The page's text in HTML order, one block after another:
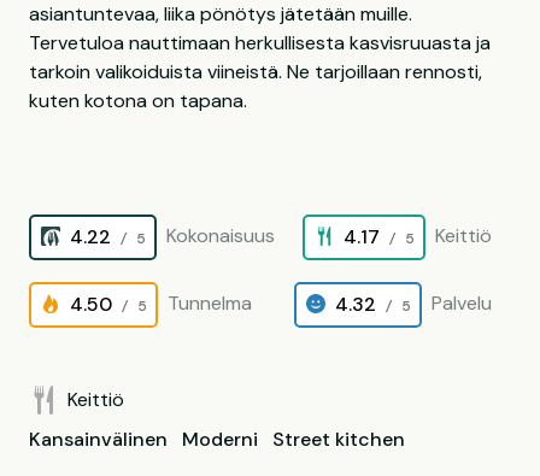
asiantuntevaa, liika pönötys jätetään muille.
Tervetuloa nauttimaan herkullisesta kasvisruuasta ja
tarkoin valikoiduista viineistä. Ne tarjoillaan rennosti,
kuten kotona on tapana.
4.22 / 5 Kokonaisuus 4.17 / 5 Keittiö
4.50 / 5 Tunnelma 4.32 / 5 Palvelu
Keittiö
Kansainvälinen
Moderni Street kitchen